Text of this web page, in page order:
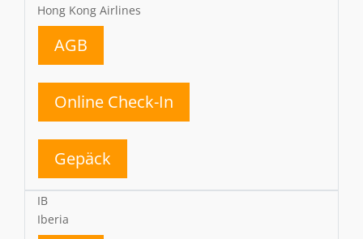
Hong Kong Airlines
AGB
Online Check-In
Gepäck
IB
Iberia